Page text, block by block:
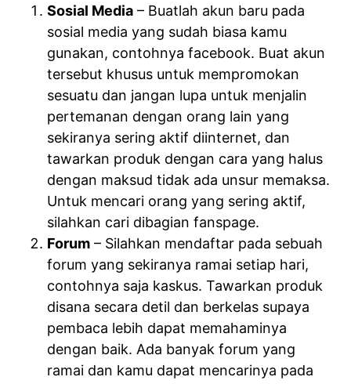
Sosial Media – Buatlah akun baru pada
sosial media yang sudah biasa kamu
gunakan, contohnya facebook. Buat akun
tersebut khusus untuk mempromokan
sesuatu dan jangan lupa untuk menjalin
pertemanan dengan orang lain yang
sekiranya sering aktif diinternet, dan
tawarkan produk dengan cara yang halus
dengan maksud tidak ada unsur memaksa.
Untuk mencari orang yang sering aktif,
silahkan cari dibagian fanspage.
Forum – Silahkan mendaftar pada sebuah
forum yang sekiranya ramai setiap hari,
contohnya saja kaskus. Tawarkan produk
disana secara detil dan berkelas supaya
pembaca lebih dapat memahaminya
dengan baik. Ada banyak forum yang
ramai dan kamu dapat mencarinya pada